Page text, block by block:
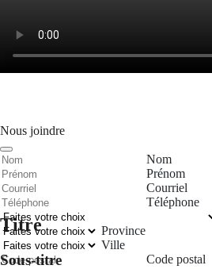
Titre
Sous-titre
Nous joindre
Nom
Prénom
Courriel
Téléphone
Province
Ville
Code postal